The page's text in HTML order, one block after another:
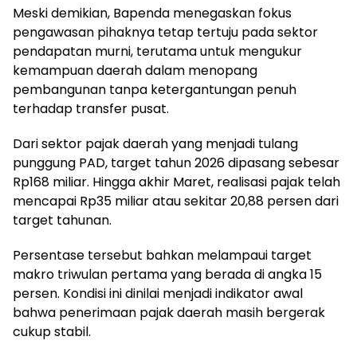
Meski demikian, Bapenda menegaskan fokus
pengawasan pihaknya tetap tertuju pada sektor
pendapatan murni, terutama untuk mengukur
kemampuan daerah dalam menopang
pembangunan tanpa ketergantungan penuh
terhadap transfer pusat.
Dari sektor pajak daerah yang menjadi tulang
punggung PAD, target tahun 2026 dipasang sebesar
Rp168 miliar. Hingga akhir Maret, realisasi pajak telah
mencapai Rp35 miliar atau sekitar 20,88 persen dari
target tahunan.
Persentase tersebut bahkan melampaui target
makro triwulan pertama yang berada di angka 15
persen. Kondisi ini dinilai menjadi indikator awal
bahwa penerimaan pajak daerah masih bergerak
cukup stabil.